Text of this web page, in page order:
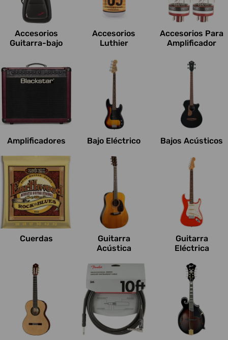
e
s
:
Accesorios
Guitarra-bajo
Accesorios
Luthier
Accesorios Para
Amplificador
Amplificadores Bajo Eléctrico Bajos Acústicos
Cuerdas
Guitarra
Acústica
Guitarra
Eléctrica